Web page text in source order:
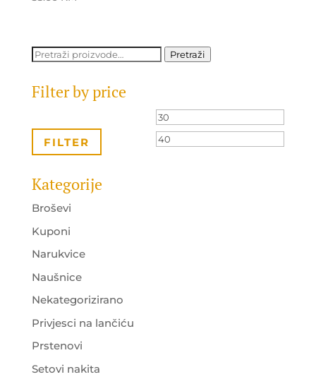
Pretraži: Pretraži
Filter by price
Minimalna
cijena
FILTER
Kategorije
Broševi
Kuponi
Narukvice
Naušnice
Nekategorizirano
Privjesci na lančiću
Prstenovi
Setovi nakita